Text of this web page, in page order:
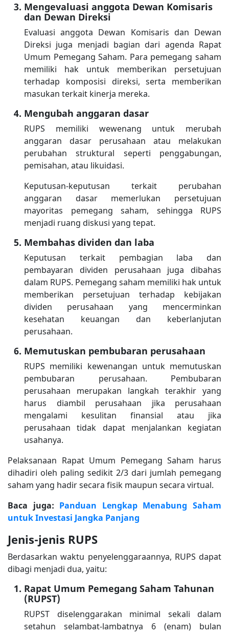
Mengevaluasi anggota Dewan Komisaris
dan Dewan Direksi
Evaluasi anggota Dewan Komisaris dan Dewan
Direksi juga menjadi bagian dari agenda Rapat
Umum Pemegang Saham. Para pemegang saham
memiliki hak untuk memberikan persetujuan
terhadap komposisi direksi, serta memberikan
masukan terkait kinerja mereka.
Mengubah anggaran dasar
RUPS memiliki wewenang untuk merubah
anggaran dasar perusahaan atau melakukan
perubahan struktural seperti penggabungan,
pemisahan, atau likuidasi.
Keputusan-keputusan terkait perubahan
anggaran dasar memerlukan persetujuan
mayoritas pemegang saham, sehingga RUPS
menjadi ruang diskusi yang tepat.
Membahas dividen dan laba
Keputusan terkait pembagian laba dan
pembayaran dividen perusahaan juga dibahas
dalam RUPS. Pemegang saham memiliki hak untuk
memberikan persetujuan terhadap kebijakan
dividen perusahaan yang mencerminkan
kesehatan keuangan dan keberlanjutan
perusahaan.
Memutuskan pembubaran perusahaan
RUPS memiliki kewenangan untuk memutuskan
pembubaran perusahaan. Pembubaran
perusahaan merupakan langkah terakhir yang
harus diambil perusahaan jika perusahaan
mengalami kesulitan finansial atau jika
perusahaan tidak dapat menjalankan kegiatan
usahanya.
Pelaksanaan Rapat Umum Pemegang Saham harus
dihadiri oleh paling sedikit 2/3 dari jumlah pemegang
saham yang hadir secara fisik maupun secara virtual.
Baca juga: Panduan Lengkap Menabung Saham
untuk Investasi Jangka Panjang
Jenis-jenis RUPS
Berdasarkan waktu penyelenggaraannya, RUPS dapat
dibagi menjadi dua, yaitu:
Rapat Umum Pemegang Saham Tahunan
(RUPST)
RUPST diselenggarakan minimal sekali dalam
setahun selambat-lambatnya 6 (enam) bulan